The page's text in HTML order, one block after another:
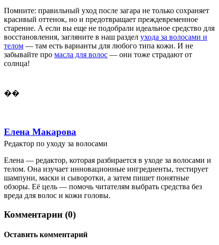
Помните: правильный уход после загара не только сохраняет
красивый оттенок, но и предотвращает преждевременное
старение. А если вы еще не подобрали идеальное средство для
восстановления, загляните в наш раздел ухода за волосами и
телом — там есть варианты для любого типа кожи. И не
забывайте про масла для волос — они тоже страдают от
солнца!
��
Елена Макарова
Редактор по уходу за волосами
Елена — редактор, которая разбирается в уходе за волосами и
телом. Она изучает инновационные ингредиенты, тестирует
шампуни, маски и сыворотки, а затем пишет понятные
обзоры. Её цель — помочь читателям выбрать средства без
вреда для волос и кожи головы.
Комментарии (0)
Оставить комментарий